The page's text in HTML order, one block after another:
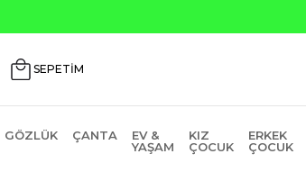
SEPETİM
GÖZLÜK ÇANTA
EV &
YAŞAM
KIZ
ÇOCUK
ERKEK
ÇOCUK